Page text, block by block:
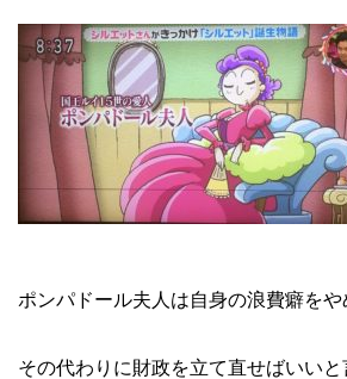
ポンパドール夫人は自身の浪費癖をや
その代わりに財政を立て直せばいいと